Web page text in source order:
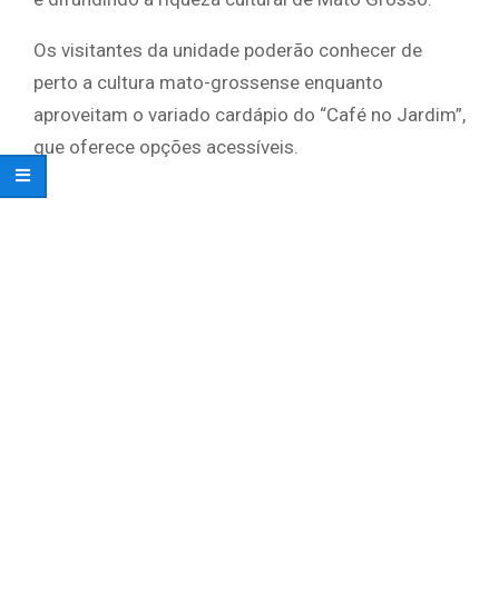
Os visitantes da unidade poderão conhecer de
perto a cultura mato-grossense enquanto
aproveitam o variado cardápio do “Café no Jardim”,
que oferece opções acessíveis.